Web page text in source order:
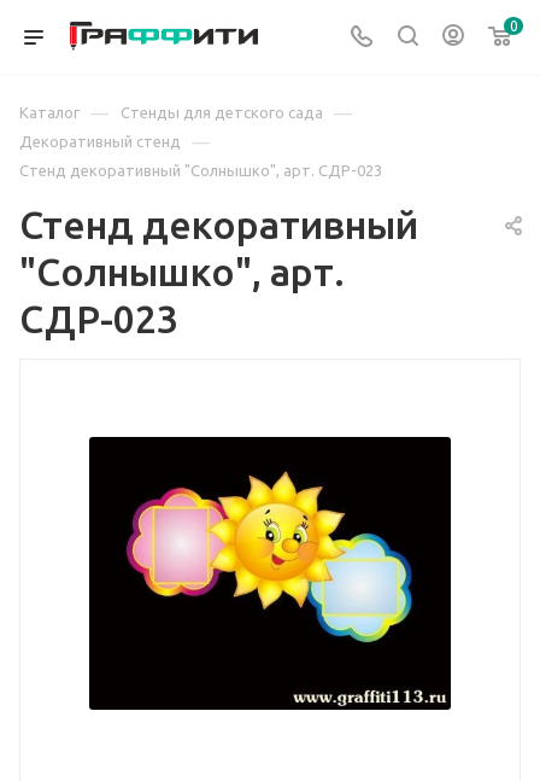
0
Каталог — Стенды для детского сада —
Декоративный стенд —
Стенд декоративный "Солнышко", арт. СДР-023
Стенд декоративный
"Солнышко", арт.
СДР-023